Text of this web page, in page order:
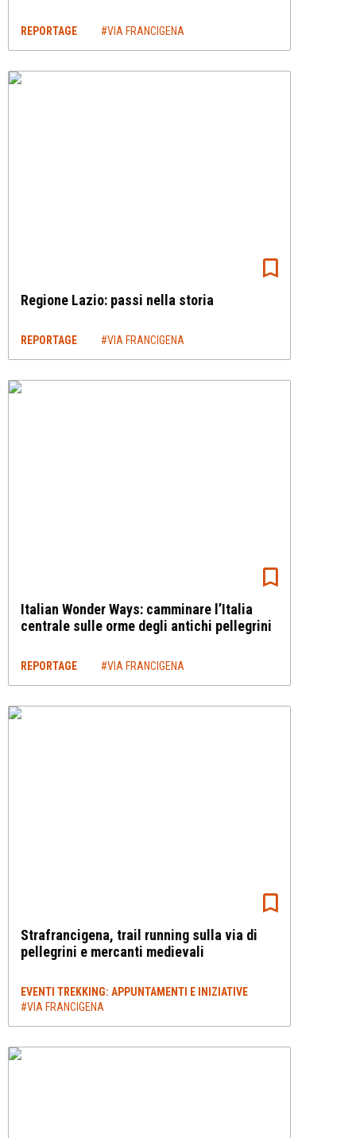
REPORTAGE #VIA FRANCIGENA
Regione Lazio: passi nella storia
REPORTAGE #VIA FRANCIGENA
Italian Wonder Ways: camminare l’Italia
centrale sulle orme degli antichi pellegrini
REPORTAGE #VIA FRANCIGENA
Strafrancigena, trail running sulla via di
pellegrini e mercanti medievali
EVENTI TREKKING: APPUNTAMENTI E INIZIATIVE
#VIA FRANCIGENA